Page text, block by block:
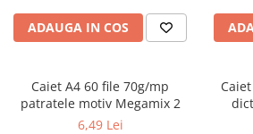
Radiere
Ascutițori
Mine și rezerve
Cretă școlară și creativă
ADAUGA IN COS
Caiet A4 60 file 70g/mp
patratele motiv Megamix 2
6,49 Lei